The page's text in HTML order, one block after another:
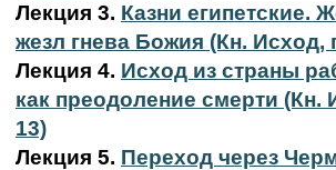
Лекция 3. Казни египетские.
жезл гнева Божия (Кн. Исход,
Лекция 4. Исход из страны
как преодоление смерти (Кн.
13)
Лекция 5. Переход через